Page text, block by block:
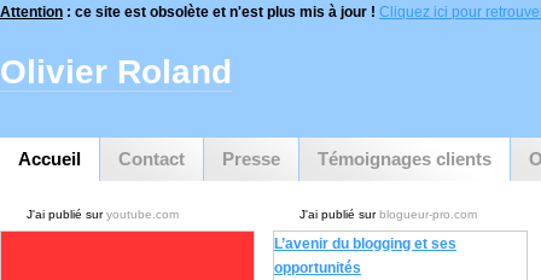
Attention : ce site est obsolète et n'est plus mis à jour ! Cliquez ici pour
Accueil Contact Presse Témoignages clients
Olivier Roland
J'ai publié suryoutube.com J'ai publié surblogueur-pro.com
L’avenir du blogging et ses
opportunités